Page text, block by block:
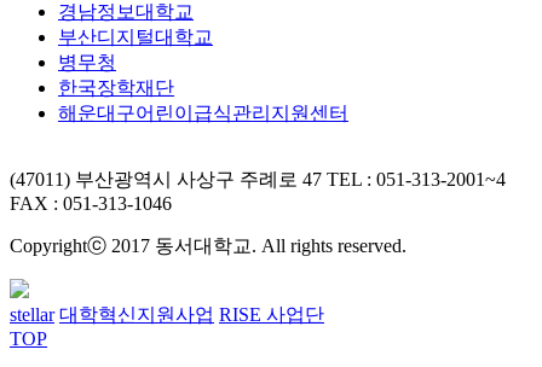
경남정보대학교
부산디지털대학교
병무청
한국장학재단
해운대구어린이급식관리지원센터
(47011) 부산광역시 사상구 주례로 47 TEL : 051-313-2001~4
FAX : 051-313-1046
Copyrightⓒ 2017 동서대학교. All rights reserved.
stellar 대학혁신지원사업 RISE 사업단
TOP